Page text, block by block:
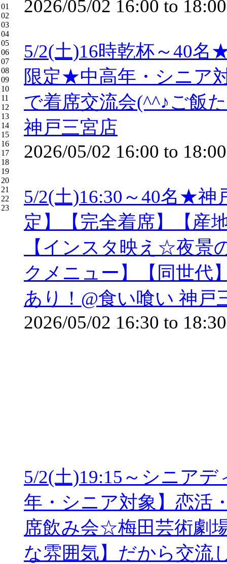
01
02
03
04
05
06
07
08
09
10
11
12
13
14
15
16
17
18
19
20
21
22
23
2026/05/02 16:00 to 18:00
5/2(土)16時乾杯～40名
限定★中高年・シニア
で着席交流会(^^♪ご飯
神戸三宮店
2026/05/02 16:00 to 18:00
5/2(土)16:30～40名★神
定】【完全着席】【産
【インスタ映え☆夜景
クメニュー】【同世代
あり！@食い喰い 神戸
2026/05/02 16:30 to 18:30
5/2(土)19:15～シニア
年・シニア対象】恋活
席飲み会☆梅田芸術劇
な雰囲気】だから交流